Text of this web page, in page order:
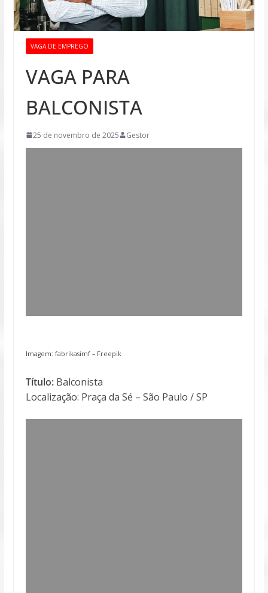
VAGA DE EMPREGO
VAGA PARA
BALCONISTA
25 de novembro de 2025 Gestor
Imagem: fabrikasimf – Freepik
Título:Balconista
Localização: Praça da Sé – São Paulo / SP